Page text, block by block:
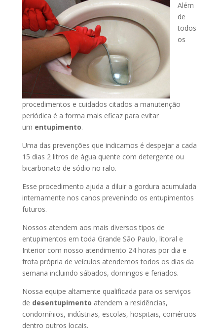
Além
de
todos
os
procedimentos e cuidados citados a manutenção
periódica é a forma mais eficaz para evitar
um entupimento.
Uma das prevenções que indicamos é despejar a cada
15 dias 2 litros de água quente com detergente ou
bicarbonato de sódio no ralo.
Esse procedimento ajuda a diluir a gordura acumulada
internamente nos canos prevenindo os entupimentos
futuros.
Nossos atendem aos mais diversos tipos de
entupimentos em toda Grande São Paulo, litoral e
Interior com nosso atendimento 24 horas por dia e
frota própria de veículos atendemos todos os dias da
semana incluindo sábados, domingos e feriados.
Nossa equipe altamente qualificada para os serviços
de desentupimento atendem a residências,
condomínios, indústrias, escolas, hospitais, comércios
dentro outros locais.